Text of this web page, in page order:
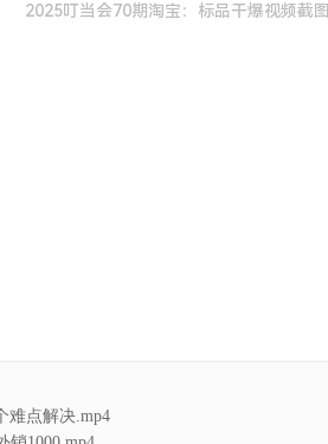
2025叮当会70期淘宝：标品干爆视频截图